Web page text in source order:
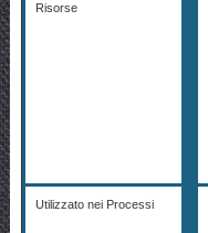
Risorse
Utilizzato nei Processi